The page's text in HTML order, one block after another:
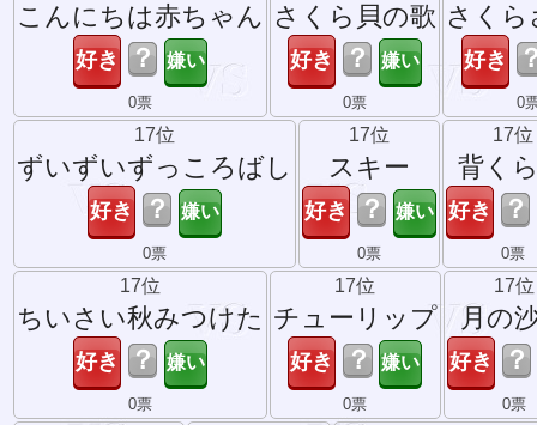
こんにちは赤ちゃん
？
0票
さくら貝の歌
？
0票
さく
0
17位
ずいずいずっころばし
？
0票
17位
スキー
？
0票
17位
背く
？
0票
17位
ちいさい秋みつけた
？
0票
17位
チューリップ
？
0票
17位
月の
？
0票